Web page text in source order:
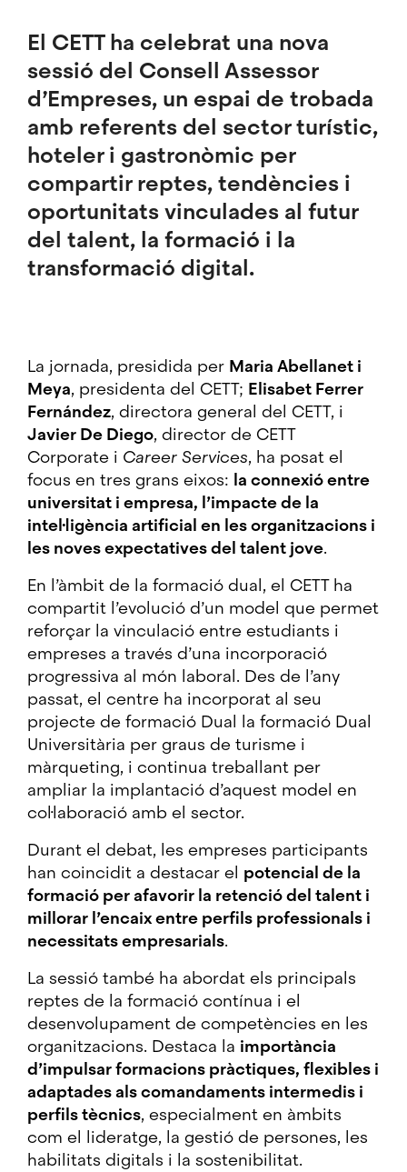
El CETT ha celebrat una nova
sessió del Consell Assessor
d’Empreses, un espai de trobada
amb referents del sector turístic,
hoteler i gastronòmic per
compartir reptes, tendències i
oportunitats vinculades al futur
del talent, la formació i la
transformació digital.
La jornada, presidida per Maria Abellanet i
Meya, presidenta del CETT; Elisabet Ferrer
Fernández, directora general del CETT, i
Javier De Diego, director de CETT
Corporate i Career Services, ha posat el
focus en tres grans eixos: la connexió entre
universitat i empresa, l’impacte de la
intel·ligència artificial en les organitzacions i
les noves expectatives del talent jove.
En l’àmbit de la formació dual, el CETT ha
compartit l’evolució d’un model que permet
reforçar la vinculació entre estudiants i
empreses a través d’una incorporació
progressiva al món laboral. Des de l’any
passat, el centre ha incorporat al seu
projecte de formació Dual la formació Dual
Universitària per graus de turisme i
màrqueting, i continua treballant per
ampliar la implantació d’aquest model en
col·laboració amb el sector.
Durant el debat, les empreses participants
han coincidit a destacar el potencial de la
formació per afavorir la retenció del talent i
millorar l’encaix entre perfils professionals i
necessitats empresarials.
La sessió també ha abordat els principals
reptes de la formació contínua i el
desenvolupament de competències en les
organitzacions. Destaca la importància
d’impulsar formacions pràctiques, flexibles i
adaptades als comandaments intermedis i
perfils tècnics, especialment en àmbits
com el lideratge, la gestió de persones, les
habilitats digitals i la sostenibilitat.